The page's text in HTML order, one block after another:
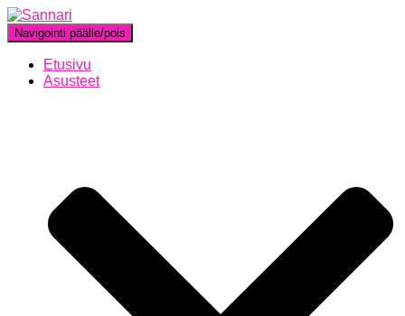
Navigointi päälle/pois
Etusivu
Asusteet